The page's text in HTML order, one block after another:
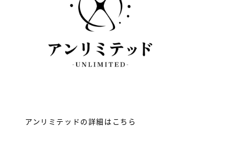
ランキング
SHOP NEWS
求人LINE
アンリミテッドの詳細はこちら